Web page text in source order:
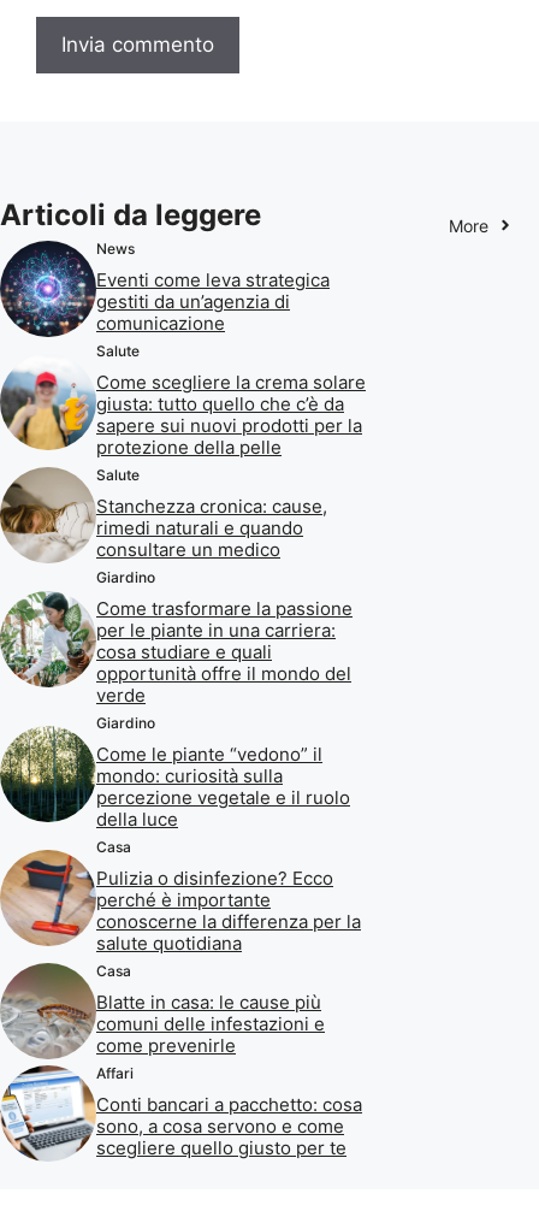
Articoli da leggere More
News
Eventi come leva strategica
gestiti da un’agenzia di
comunicazione
Salute
Come scegliere la crema solare
giusta: tutto quello che c’è da
sapere sui nuovi prodotti per la
protezione della pelle
Salute
Stanchezza cronica: cause,
rimedi naturali e quando
consultare un medico
Giardino
Come trasformare la passione
per le piante in una carriera:
cosa studiare e quali
opportunità offre il mondo del
verde
Giardino
Come le piante “vedono” il
mondo: curiosità sulla
percezione vegetale e il ruolo
della luce
Casa
Pulizia o disinfezione? Ecco
perché è importante
conoscerne la differenza per la
salute quotidiana
Casa
Blatte in casa: le cause più
comuni delle infestazioni e
come prevenirle
Affari
Conti bancari a pacchetto: cosa
sono, a cosa servono e come
scegliere quello giusto per te